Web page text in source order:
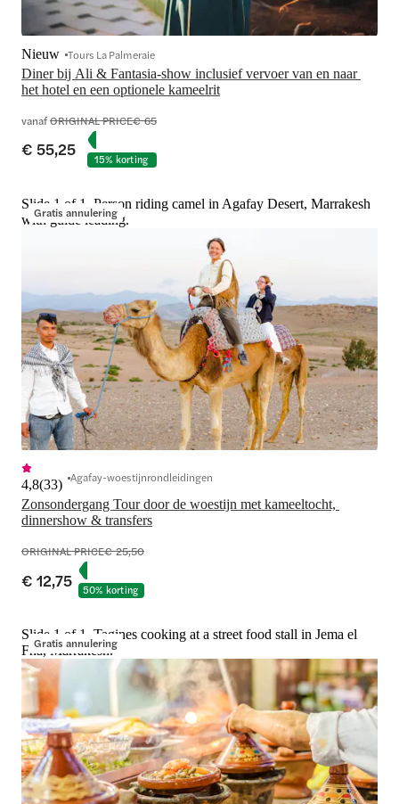
Diner bij Ali & Fantasia-show inclusief vervoer van en naar
het hotel en een optionele kameelrit
Nieuw Tours La Palmeraie
vanafORIGINAL PRICE€ 65
€ 55,25 15% korting
Gratis annulering
Slide 1 of 1, Person riding camel in Agafay Desert, Marrakesh
with guide leading.
Zonsondergang Tour door de woestijn met kameeltocht,
dinnershow & transfers
4,8(33) Agafay-woestijnrondleidingen
ORIGINAL PRICE€ 25,50
€ 12,75 50% korting
Gratis annulering
Slide 1 of 1, Tagines cooking at a street food stall in Jema el
Fna, Marrakesh.